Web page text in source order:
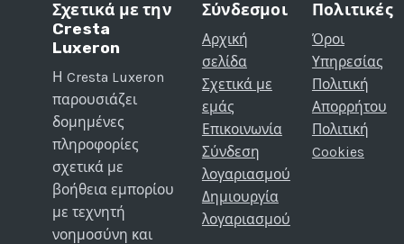
Σχετικά με την
Cresta
Luxeron
Η Cresta Luxeron
παρουσιάζει
δομημένες
πληροφορίες
σχετικά με
βοήθεια εμπορίου
με τεχνητή
νοημοσύνη και
Σύνδεσμοι
Αρχική
σελίδα
Σχετικά με
εμάς
Επικοινωνία
Σύνδεση
λογαριασμού
Δημιουργία
λογαριασμού
Πολιτικές
Όροι
Υπηρεσίας
Πολιτική
Απορρήτου
Πολιτική
Cookies